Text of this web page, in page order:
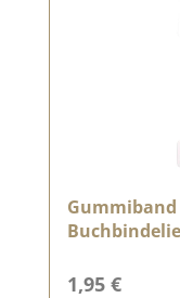
Regulärer
1,95 €